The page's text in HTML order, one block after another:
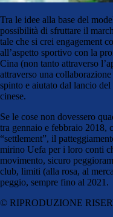
Tra le idee alla base del
possibilità di sfruttare il
tale che si crei engagement
all’aspetto sportivo con la
Cina (non tanto attraverso
attraverso una
spinto e aiutato dal lancio
cinese.
Se le cose non dovessero
tra gennaio e febbraio 2018,
“settlement”, il
mirino Uefa per i loro conti
movimento, sicuro
club, limiti (alla rosa, al
peggio, sempre fino al 2021.
© RIPRODUZIONE